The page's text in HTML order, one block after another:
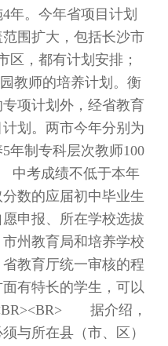
年。今年省项目计划
围扩大，包括长沙市
区，都有计划安排；
教师的培养计划。衡
项计划外，经省教育
划。两市今年分别为
年制专科层次教师100
考成绩不低于本年
数的应届初中毕业生
申报、所在学校选拔
州教育局和培养学校
教育厅统一审核的程
有特长的学生，可以
据介绍，
与所在县（市、区）